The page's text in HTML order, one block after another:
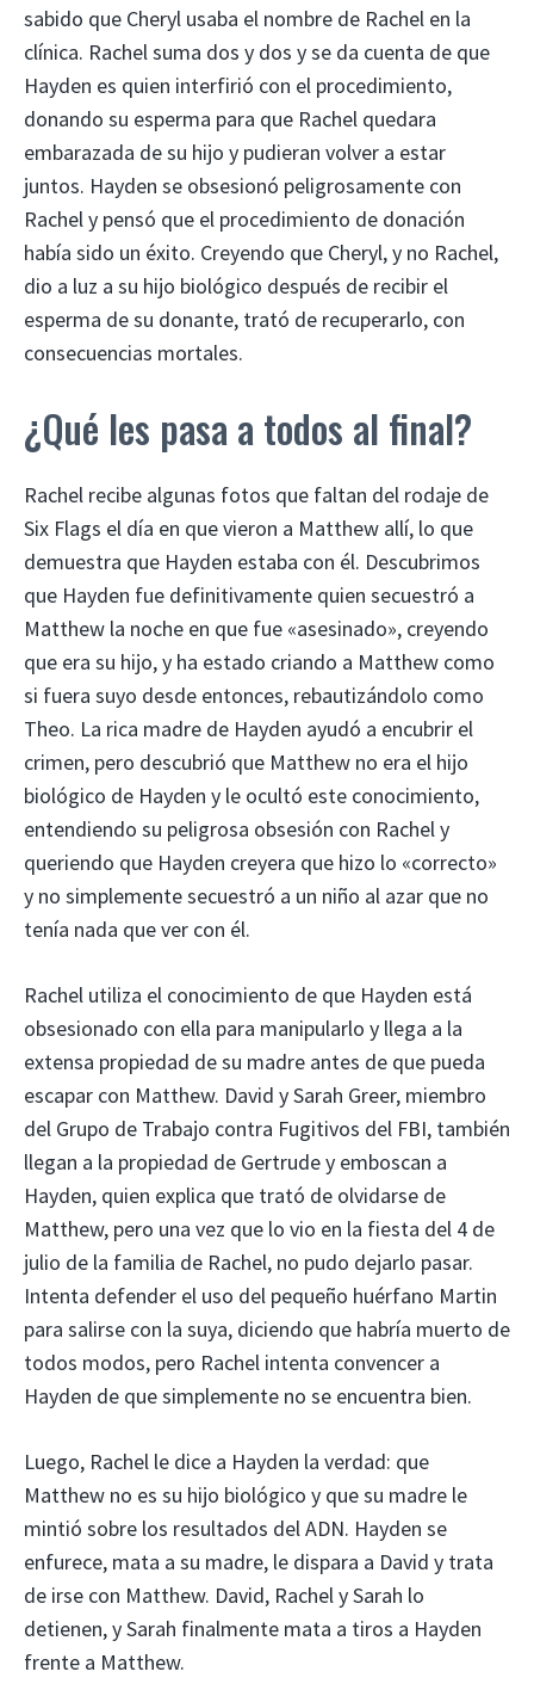
sabido que Cheryl usaba el nombre de Rachel en la
clínica. Rachel suma dos y dos y se da cuenta de que
Hayden es quien interfirió con el procedimiento,
donando su esperma para que Rachel quedara
embarazada de su hijo y pudieran volver a estar
juntos. Hayden se obsesionó peligrosamente con
Rachel y pensó que el procedimiento de donación
había sido un éxito. Creyendo que Cheryl, y no Rachel,
dio a luz a su hijo biológico después de recibir el
esperma de su donante, trató de recuperarlo, con
consecuencias mortales.
¿Qué les pasa a todos al final?
Rachel recibe algunas fotos que faltan del rodaje de
Six Flags el día en que vieron a Matthew allí, lo que
demuestra que Hayden estaba con él. Descubrimos
que Hayden fue definitivamente quien secuestró a
Matthew la noche en que fue «asesinado», creyendo
que era su hijo, y ha estado criando a Matthew como
si fuera suyo desde entonces, rebautizándolo como
Theo. La rica madre de Hayden ayudó a encubrir el
crimen, pero descubrió que Matthew no era el hijo
biológico de Hayden y le ocultó este conocimiento,
entendiendo su peligrosa obsesión con Rachel y
queriendo que Hayden creyera que hizo lo «correcto»
y no simplemente secuestró a un niño al azar que no
tenía nada que ver con él.
Rachel utiliza el conocimiento de que Hayden está
obsesionado con ella para manipularlo y llega a la
extensa propiedad de su madre antes de que pueda
escapar con Matthew. David y Sarah Greer, miembro
del Grupo de Trabajo contra Fugitivos del FBI, también
llegan a la propiedad de Gertrude y emboscan a
Hayden, quien explica que trató de olvidarse de
Matthew, pero una vez que lo vio en la fiesta del 4 de
julio de la familia de Rachel, no pudo dejarlo pasar.
Intenta defender el uso del pequeño huérfano Martin
para salirse con la suya, diciendo que habría muerto de
todos modos, pero Rachel intenta convencer a
Hayden de que simplemente no se encuentra bien.
Luego, Rachel le dice a Hayden la verdad: que
Matthew no es su hijo biológico y que su madre le
mintió sobre los resultados del ADN. Hayden se
enfurece, mata a su madre, le dispara a David y trata
de irse con Matthew. David, Rachel y Sarah lo
detienen, y Sarah finalmente mata a tiros a Hayden
frente a Matthew.